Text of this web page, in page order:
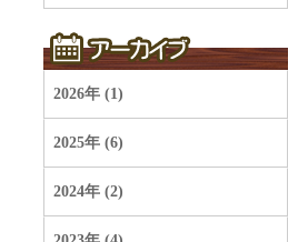
2026年 (1)
2025年 (6)
2024年 (2)